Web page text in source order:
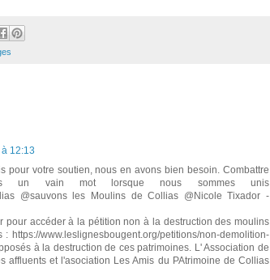
12:13
pour votre soutien, nous en avons bien besoin. Combattre
un vain mot lorsque nous sommes unis
@sauvons les Moulins de Collias @Nicole Tixador -
pour accéder à la pétition non à la destruction des moulins
https://www.leslignesbougent.org/petitions/non-demolition-
à la destruction de ces patrimoines. L' Association de
affluents et l'asociation Les Amis du PAtrimoine de Collias